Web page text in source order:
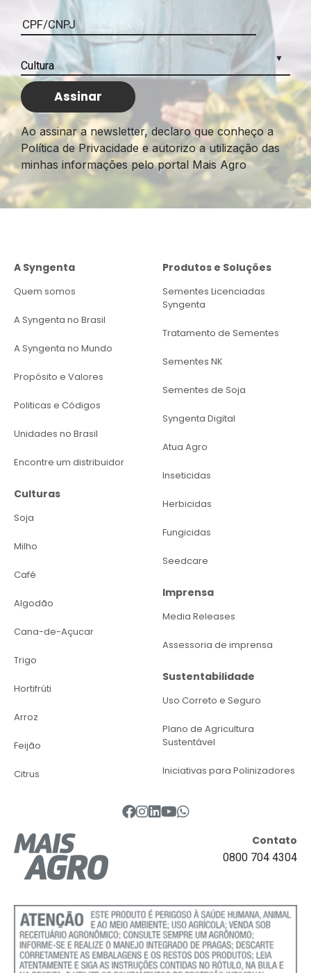
Ao assinar a newsletter, declaro que conheço a
Política de Privacidade e autorizo a utilização das
minhas informações pelo portal Mais Agro
A Syngenta
Quem somos
A Syngenta no Brasil
A Syngenta no Mundo
Propósito e Valores
Politicas e Códigos
Unidades no Brasil
Encontre um distribuidor
Culturas
Soja
Milho
Café
Algodão
Cana-de-Açucar
Trigo
Hortifrúti
Arroz
Feijão
Citrus
Produtos e Soluções
Sementes Licenciadas
Syngenta
Tratamento de Sementes
Sementes NK
Sementes de Soja
Syngenta Digital
Atua Agro
Inseticidas
Herbicidas
Fungicidas
Seedcare
Imprensa
Media Releases
Assessoria de imprensa
Sustentabilidade
Uso Correto e Seguro
Plano de Agricultura
Sustentável
Iniciativas para Polinizadores
Contato
0800 704 4304